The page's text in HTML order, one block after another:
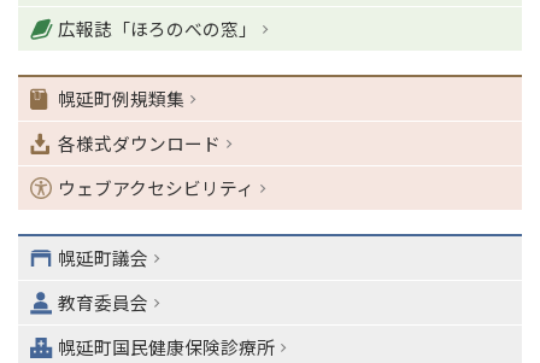
広報誌「ほろのべの窓」
幌延町例規類集
各様式ダウンロード
ウェブアクセシビリティ
幌延町議会
教育委員会
幌延町国民健康保険診療所